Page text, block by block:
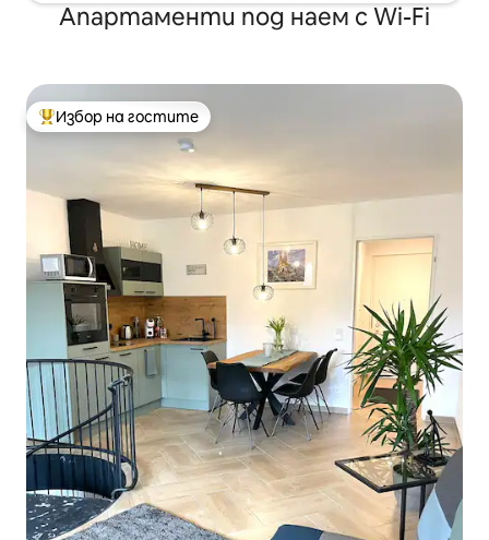
Апартаменти под наем с Wi-Fi
Най-популярен избор на гостите
Избор на гостите